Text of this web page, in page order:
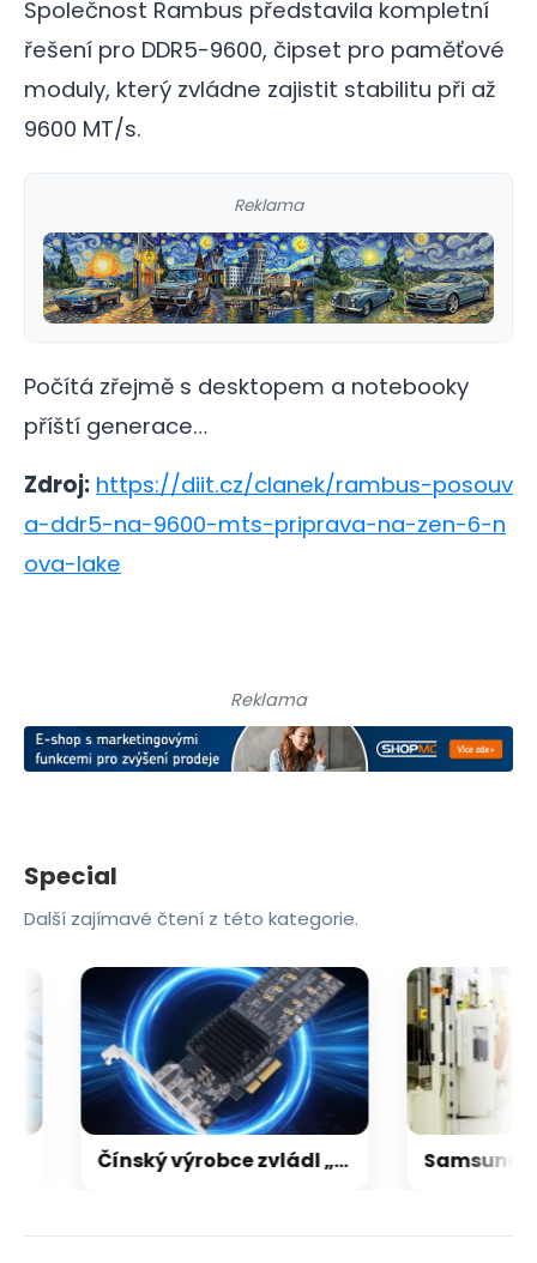
Společnost Rambus představila kompletní
řešení pro DDR5-9600, čipset pro paměťové
moduly, který zvládne zajistit stabilitu při až
9600 MT/s.
Reklama
Počítá zřejmě s desktopem a notebooky
příští generace…
Zdroj: https://diit.cz/clanek/rambus-posouv
a-ddr5-na-9600-mts-priprava-na-zen-6-n
ova-lake
Reklama
Special
Další zajímavé čtení z této kategorie.
Čínský výrobce zvládl „X670 XPANSION KIT“ levněji, dostupně a lépe než ASRock